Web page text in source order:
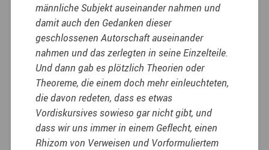
männliche Subjekt auseinander nahmen und
damit auch den Gedanken dieser
geschlossenen Autorschaft auseinander
nahmen und das zerlegten in seine Einzelteile.
Und dann gab es plötzlich Theorien oder
Theoreme, die einem doch mehr einleuchteten,
die davon redeten, dass es etwas
Vordiskursives sowieso gar nicht gibt, und
dass wir uns immer in einem Geflecht, einen
Rhizom von Verweisen und Vorformuliertem